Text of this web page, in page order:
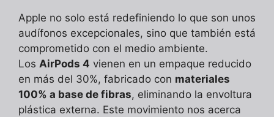
Apple no solo está redefiniendo lo que son unos
audífonos excepcionales, sino que también está
comprometido con el medio ambiente.
Los AirPods 4 vienen en un empaque reducido
en más del 30%, fabricado con materiales
100% a base de fibras, eliminando la envoltura
plástica externa. Este movimiento nos acerca